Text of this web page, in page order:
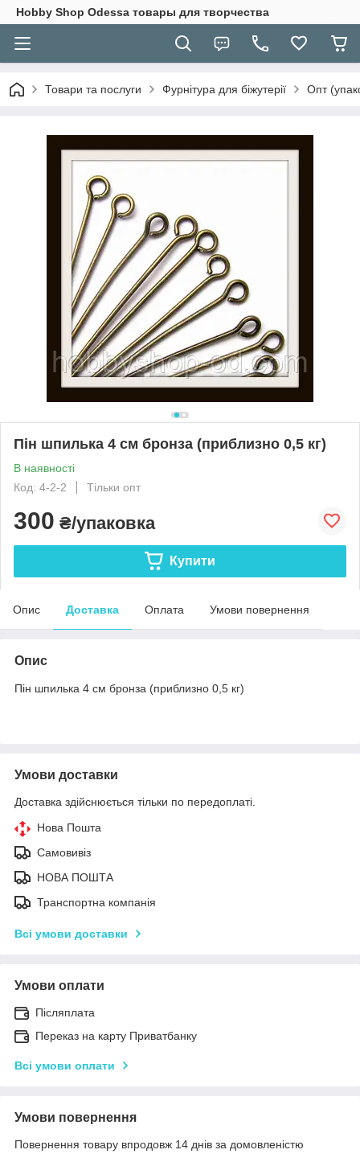
Hobbу Shop Odessa товары для творчества
Товари та послуги Фурнітура для біжутерії Опт
Пін шпилька 4 см бронза (приблизно 0,5 кг)
В наявності
Код: 4-2-2
Тільки опт
300 ₴/упаковка
Купити
Опис Доставка Оплата Умови повернення
Опис
Пін шпилька 4 см бронза (приблизно 0,5 кг)
Умови доставки
Доставка здійснюється тільки по передоплаті.
Нова Пошта
Самовивіз
НОВА ПОШТА
Транспортна компанія
Всі умови доставки
Умови оплати
Післяплата
Переказ на карту Приватбанку
Всі умови оплати
Умови повернення
Повернення товару впродовж 14 днів за домовленістю